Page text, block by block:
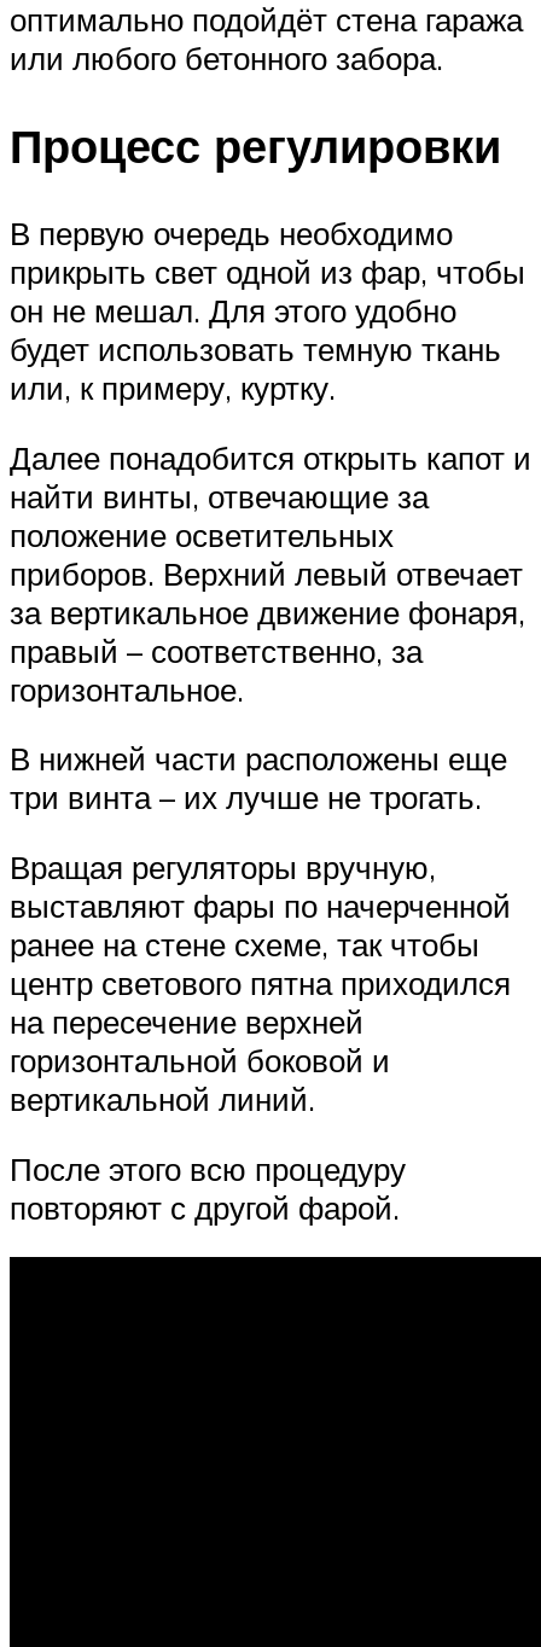
оптимально подойдёт стена гаража
или любого бетонного забора.
Процесс регулировки
В первую очередь необходимо
прикрыть свет одной из фар, чтобы
он не мешал. Для этого удобно
будет использовать темную ткань
или, к примеру, куртку.
Далее понадобится открыть капот и
найти винты, отвечающие за
положение осветительных
приборов. Верхний левый отвечает
за вертикальное движение фонаря,
правый – соответственно, за
горизонтальное.
В нижней части расположены еще
три винта – их лучше не трогать.
Вращая регуляторы вручную,
выставляют фары по начерченной
ранее на стене схеме, так чтобы
центр светового пятна приходился
на пересечение верхней
горизонтальной боковой и
вертикальной линий.
После этого всю процедуру
повторяют с другой фарой.